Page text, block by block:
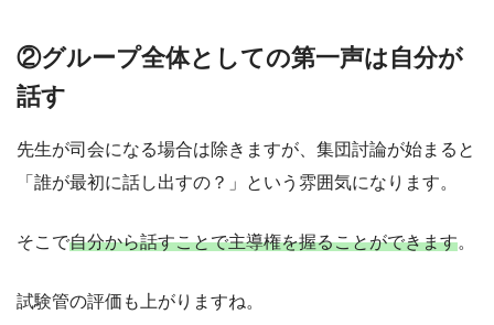
②グループ全体としての第一声は自分が
話す
先生が司会になる場合は除きますが、集団討論が始まると
「誰が最初に話し出すの？」という雰囲気になります。
そこで自分から話すことで主導権を握ることができます。
試験管の評価も上がりますね。